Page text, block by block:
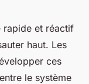
rapide et réactif
haut. Les
ces
le système